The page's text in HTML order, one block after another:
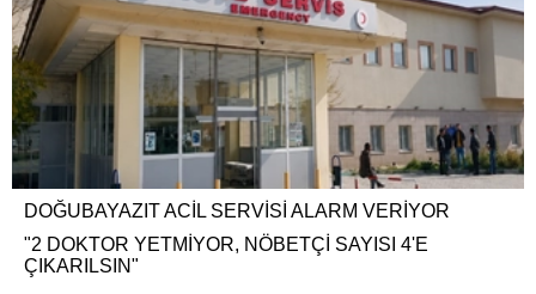
DOĞUBAYAZIT ACİL SERVİSİ ALARM VERİYOR
"2 DOKTOR YETMİYOR, NÖBETÇİ SAYISI 4'E
ÇIKARILSIN"